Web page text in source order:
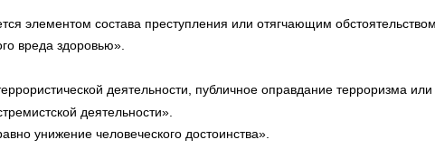
элементом состава преступления или отягчающим
вреда здоровью».
деятельности, публичное оправдание терроризма
деятельности».
унижение человеческого достоинства».